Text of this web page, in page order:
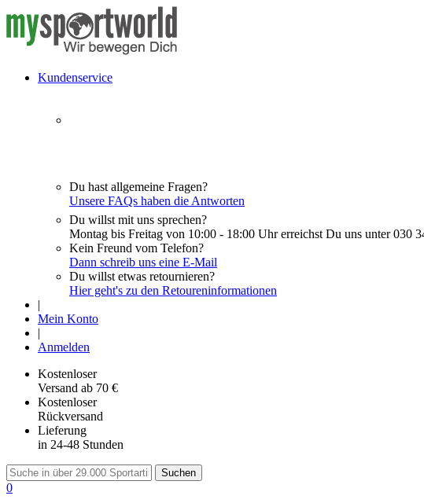
Kundenservice
Du hast allgemeine Fragen?
Unsere FAQs haben die Antworten
Du willst mit uns sprechen?
Montag bis Freitag von 10:00 - 18:00 Uhr erreichst Du uns unter030
Kein Freund vom Telefon?
Dann schreib uns eine E-Mail
Du willst etwas retournieren?
Hier geht's zu den Retoureninformationen
|
Mein Konto
|
Anmelden
Kostenloser
Versand ab 70 €
Kostenloser
Rückversand
Lieferung
in 24-48 Stunden
Suchen
0